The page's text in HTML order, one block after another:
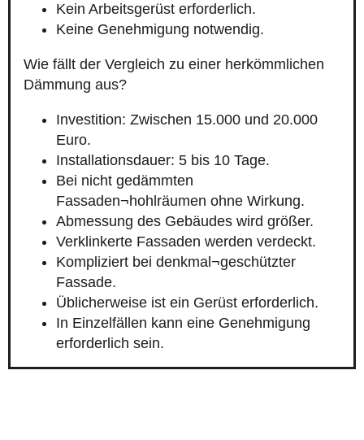
Kein Arbeitsgerüst erforderlich.
Keine Genehmigung notwendig.
Wie fällt der Vergleich zu einer herkömmlichen
Dämmung aus?
Investition: Zwischen 15.000 und 20.000
Euro.
Installationsdauer: 5 bis 10 Tage.
Bei nicht gedämmten
Fassaden¬hohlräumen ohne Wirkung.
Abmessung des Gebäudes wird größer.
Verklinkerte Fassaden werden verdeckt.
Kompliziert bei denkmal¬geschützter
Fassade.
Üblicherweise ist ein Gerüst erforderlich.
In Einzelfällen kann eine Genehmigung
erforderlich sein.